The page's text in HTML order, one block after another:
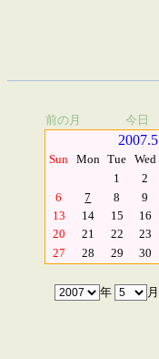
前の月 今日
2007.5
Sun Mon Tue Wed
1
2
6
7 8 9
13
14 15 16
20
21 22 23
27
28 29 30
年 月